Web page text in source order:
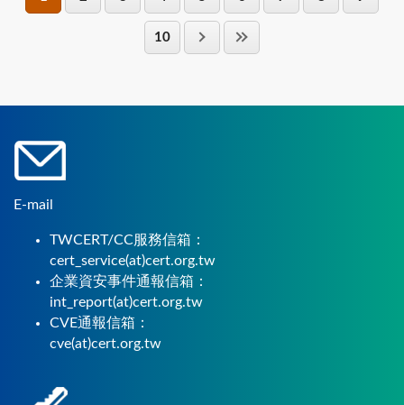
10
E-mail
TWCERT/CC服務信箱：
cert_service(at)cert.org.tw
企業資安事件通報信箱：
int_report(at)cert.org.tw
CVE通報信箱：
cve(at)cert.org.tw